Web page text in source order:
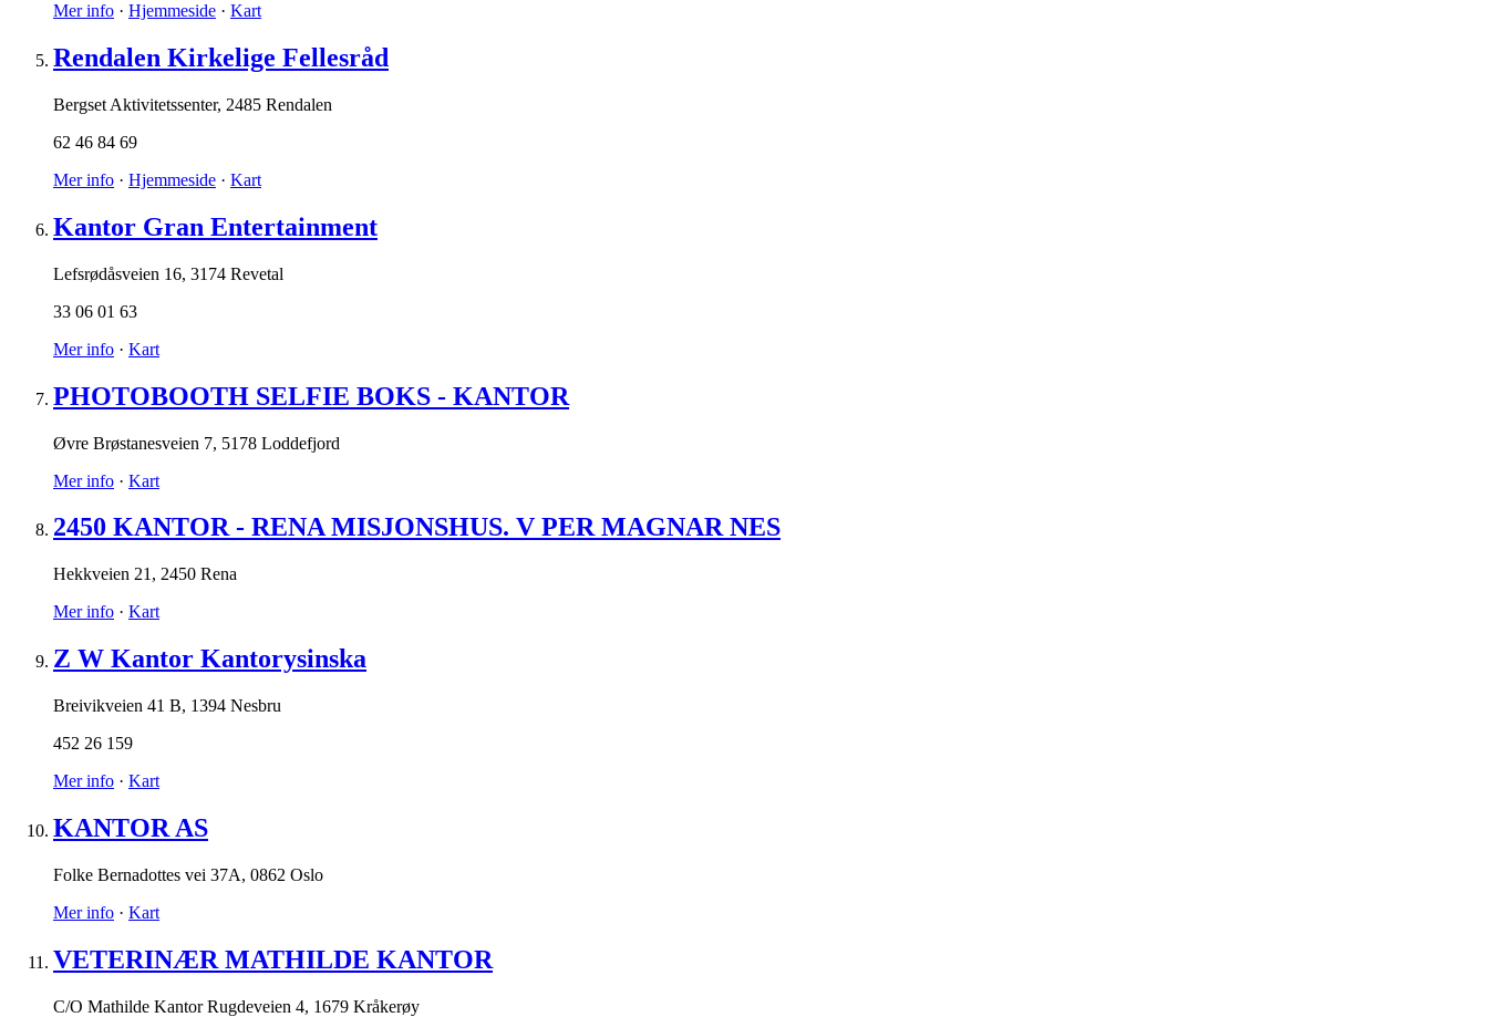
Mer info · Hjemmeside · Kart
Rendalen Kirkelige Fellesråd
Bergset Aktivitetssenter, 2485 Rendalen
62 46 84 69
Mer info · Hjemmeside · Kart
Kantor Gran Entertainment
Lefsrødåsveien 16, 3174 Revetal
33 06 01 63
Mer info · Kart
PHOTOBOOTH SELFIE BOKS - KANTOR
Øvre Brøstanesveien 7, 5178 Loddefjord
Mer info · Kart
2450 KANTOR - RENA MISJONSHUS. V PER MAGNAR NES
Hekkveien 21 , 2450 Rena
Mer info · Kart
Z W Kantor Kantorysinska
Breivikveien 41 B, 1394 Nesbru
452 26 159
Mer info · Kart
KANTOR AS
Folke Bernadottes vei 37A, 0862 Oslo
Mer info · Kart
VETERINÆR MATHILDE KANTOR
C/O Mathilde Kantor Rugdeveien 4, 1679 Kråkerøy